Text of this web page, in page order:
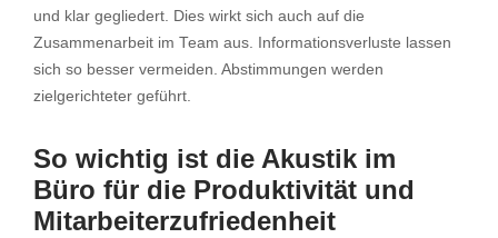
und klar gegliedert. Dies wirkt sich auch auf die
Zusammenarbeit im Team aus. Informationsverluste lassen
sich so besser vermeiden. Abstimmungen werden
zielgerichteter geführt.
So wichtig ist die Akustik im
Büro für die Produktivität und
Mitarbeiterzufriedenheit